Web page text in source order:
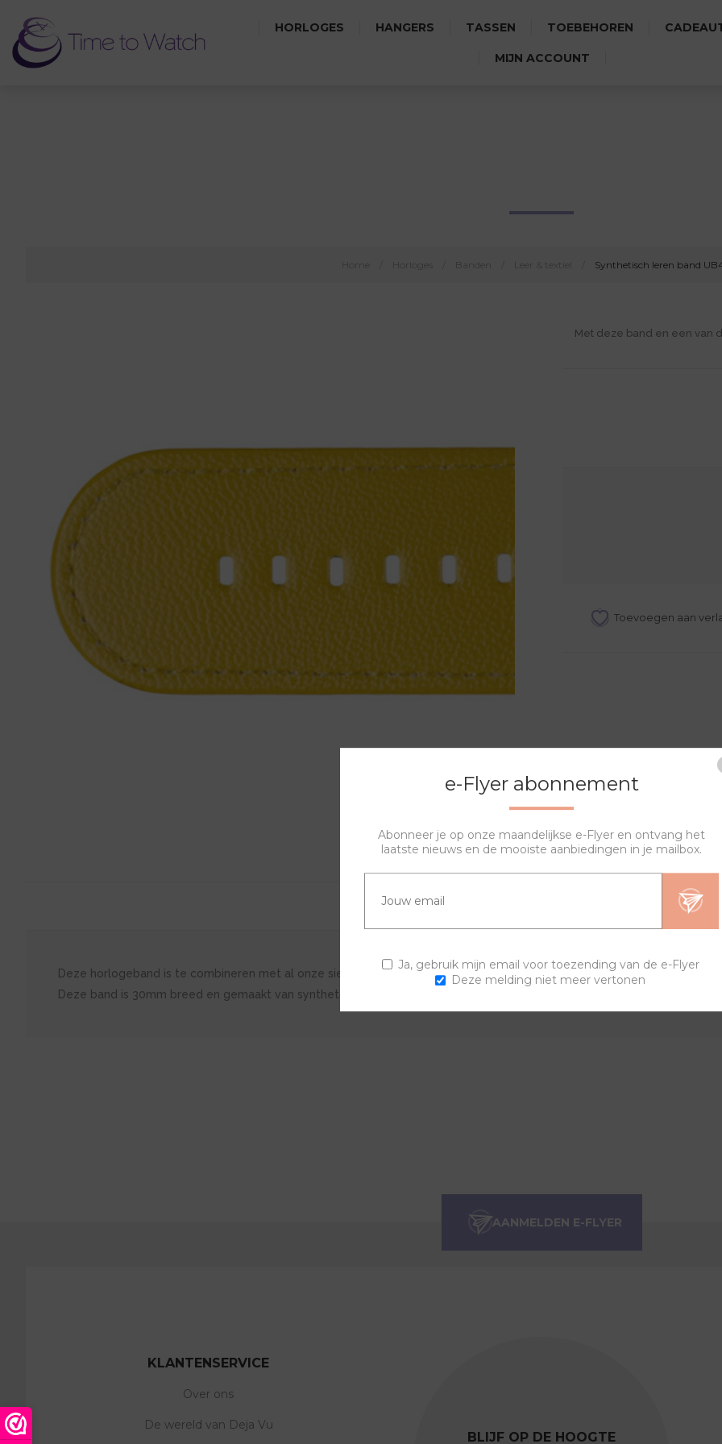
HORLOGES HANGERS TASSEN TOEBEHOREN
MIJN ACCOUNT
Synthetisch leren band
Met deze band en een van
OVERZICHT VRAGEN?
Deze horlogeband is te combineren met al onze sierringen. Stel je eigen horloge samen en creëer je unieke trendy
Deze band is 30mm breed en gemaakt van synthetisch leer.
BLIJF OP DE HOOGTE
KLANTENSERVICE
Over ons
De wereld van Deja Vu
e-Flyer abonnement
Abonneer je op onze maandelijkse e-Flyer en ontvang het
laatste nieuws en de mooiste aanbiedingen in je mailbox.
Ja, gebruik mijn email voor toezending van de e-Flyer
Deze melding niet meer vertonen